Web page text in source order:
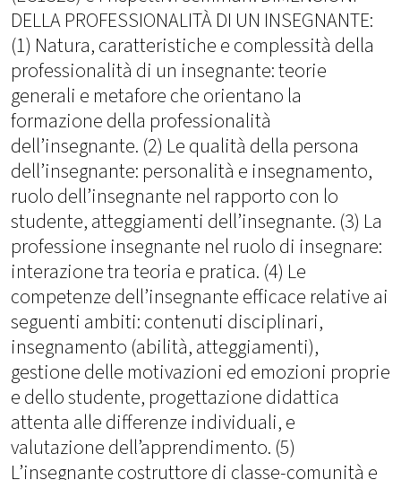
DELLA PROFESSIONALITÀ DI UN INSEGNANTE:
(1) Natura, caratteristiche e complessità della
professionalità di un insegnante: teorie
generali e metafore che orientano la
formazione della professionalità
dell’insegnante. (2) Le qualità della persona
dell’insegnante: personalità e insegnamento,
ruolo dell’insegnante nel rapporto con lo
studente, atteggiamenti dell’insegnante. (3) La
professione insegnante nel ruolo di insegnare:
interazione tra teoria e pratica. (4) Le
competenze dell’insegnante efficace relative ai
seguenti ambiti: contenuti disciplinari,
insegnamento (abilità, atteggiamenti),
gestione delle motivazioni ed emozioni proprie
e dello studente, progettazione didattica
attenta alle differenze individuali, e
valutazione dell’apprendimento. (5)
L’insegnante costruttore di classe-comunità e